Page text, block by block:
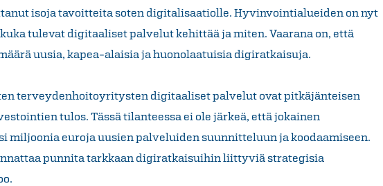
isoja tavoitteita soten digitalisaatiolle. Hyvinvointialueiden on nyt
tulevat digitaaliset palvelut kehittää ja miten. Vaarana on, että
uusia, kapea-alaisia ja huonolaatuisia digiratkaisuja.
terveydenhoitoyritysten digitaaliset palvelut ovat pitkäjänteisen
tulos. Tässä tilanteessa ei ole järkeä, että jokainen
miljoonia euroja uusien palveluiden suunnitteluun ja koodaamiseen.
punnita tarkkaan digiratkaisuihin liittyviä strategisia